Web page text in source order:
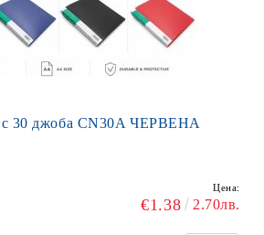
30 джоба CN30A ЧЕРВЕНА
Цена:
€1.38 2.70лв.